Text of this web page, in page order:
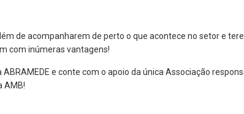
de acompanharem de perto o que acontece no setor e
com inúmeras vantagens!
e conte com o apoio da única Associação
AMB!